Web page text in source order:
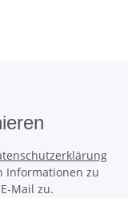
Informationen zu
Mail zu.